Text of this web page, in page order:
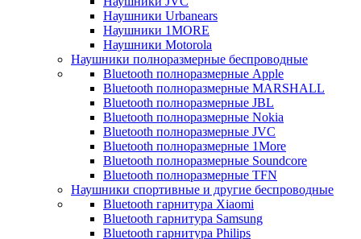
Наушники Urbanears
Наушники 1MORE
Наушники Motorola
Наушники полноразмерные беспроводные
Bluetooth полноразмерные Apple
Bluetooth полноразмерные MARSHALL
Bluetooth полноразмерные JBL
Bluetooth полноразмерные Nokia
Bluetooth полноразмерные JVC
Bluetooth полноразмерные 1More
Bluetooth полноразмерные Soundcore
Bluetooth полноразмерные TFN
Наушники спортивные и другие беспроводные
Bluetooth гарнитура Xiaomi
Bluetooth гарнитура Samsung
Bluetooth гарнитура Philips